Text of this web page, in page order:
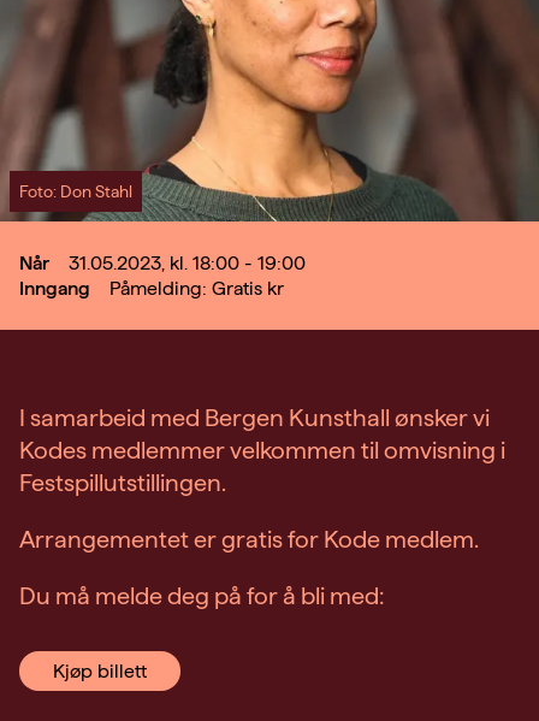
Foto: Don Stahl
Når
31.05.2023, kl. 18:00 - 19:00
Inngang
Påmelding: Gratis kr
I samarbeid med Bergen Kunsthall ønsker vi
Kodes medlemmer velkommen til omvisning i
Festspillutstillingen.
Arrangementet er gratis for Kode medlem.
Du må melde deg på for å bli med:
Kjøp billett